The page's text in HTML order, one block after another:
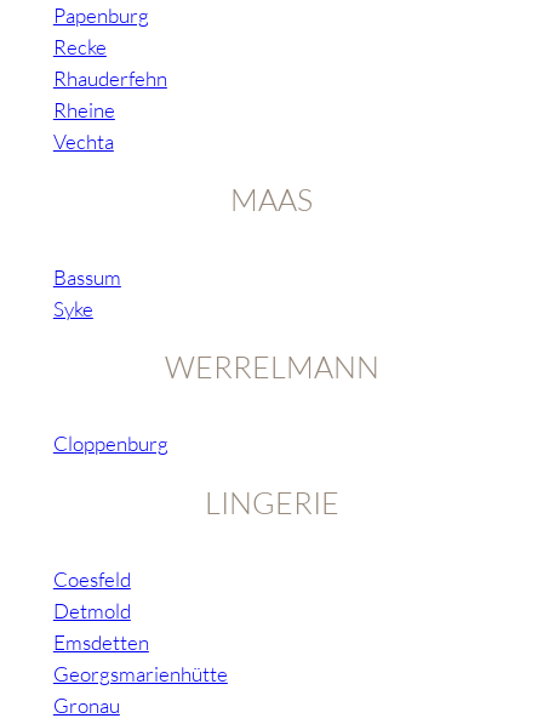
Papenburg
Recke
Rhauderfehn
Rheine
Vechta
MAAS
Bassum
Syke
WERRELMANN
Cloppenburg
LINGERIE
Coesfeld
Detmold
Emsdetten
Georgsmarienhütte
Gronau